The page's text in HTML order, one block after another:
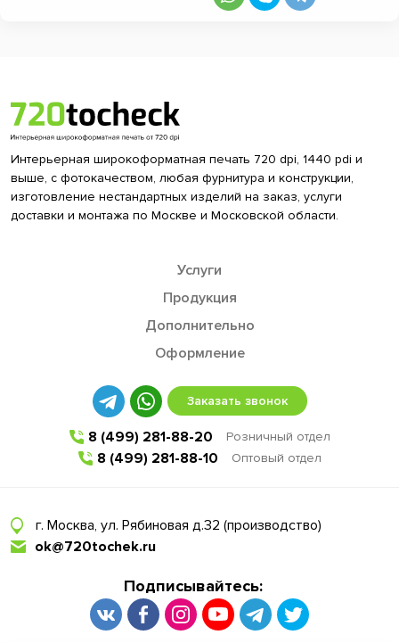
Интерьерная широкоформатная печать 720 dpi, 1440 pdi и
выше, с фотокачеством, любая фурнитура и конструкции,
изготовление нестандартных изделий на заказ, услуги
доставки и монтажа по Москве и Московской области.
Услуги
Продукция
Дополнительно
Оформление
Заказать звонок
8 (499) 281-88-20 Розничный отдел
8 (499) 281-88-10 Оптовый отдел
г. Москва, ул. Рябиновая д.32 (производство)
ok@720tochek.ru
Подписывайтесь: